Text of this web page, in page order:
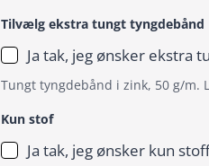
Tilvælg ekstra tungt tyngdebånd
Ja tak, jeg ønsker ekstra
Tungt tyngdebånd i zink, 50 g/m.
Kun stof
Ja tak, jeg ønsker kun